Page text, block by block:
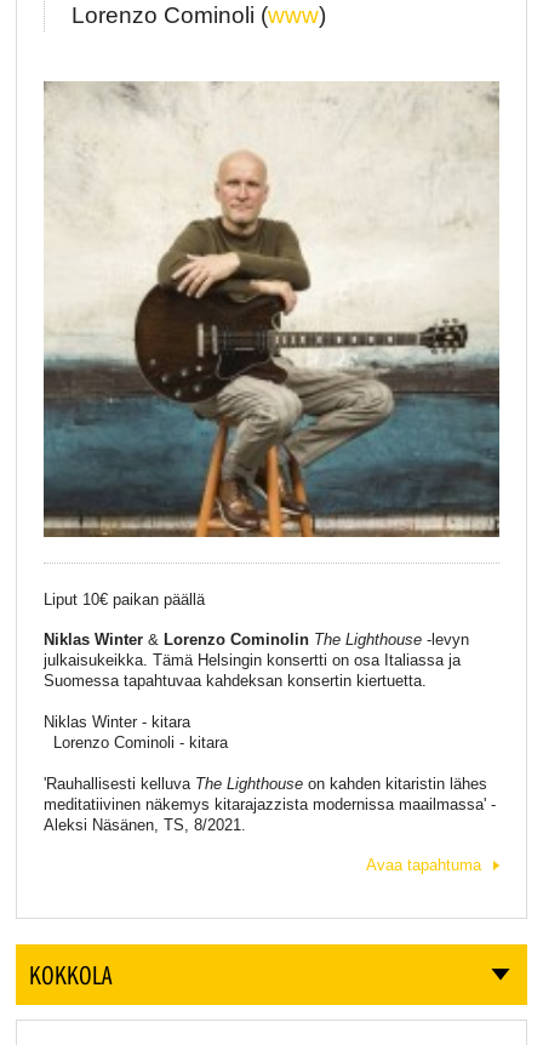
Lorenzo Cominoli (www)
Liput 10€ paikan päällä
Niklas Winter& Lorenzo Cominolin The Lighthouse-levyn
julkaisukeikka. Tämä Helsingin konsertti on osa Italiassa ja
Suomessa tapahtuvaa kahdeksan konsertin kiertuetta.
Niklas Winter - kitara
Lorenzo Cominoli - kitara
'Rauhallisesti kelluva The Lighthouseon kahden kitaristin lähes
meditatiivinen näkemys kitarajazzista modernissa maailmassa' -
Aleksi Näsänen, TS, 8/2021.
Avaa tapahtuma
KOKKOLA